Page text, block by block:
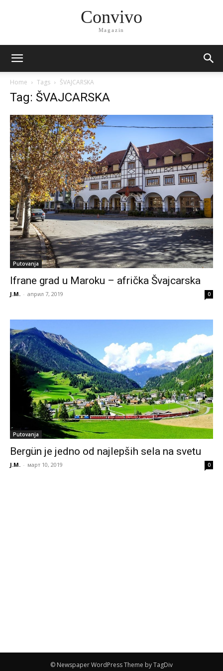
Convivo
Magazin
Home Tags ŠVAJCARSKA
Tag: ŠVAJCARSKA
Putovanja
Ifrane grad u Maroku – afrička Švajcarska
J.M. - април 7, 2019 0
Putovanja
Bergün je jedno od najlepših sela na svetu
J.M. - март 10, 2019 0
© Newspaper WordPress Theme by TagDiv